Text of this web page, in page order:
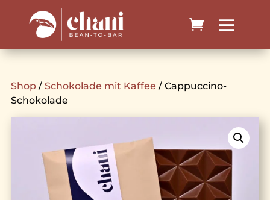
Shop/ Schokolade mit Kaffee / Cappuccino-
Schokolade